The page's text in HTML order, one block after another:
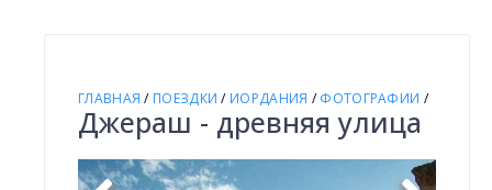
ГЛАВНАЯ / ПОЕЗДКИ / ИОРДАНИЯ /ФОТОГРАФИИ /
Джераш - древняя улица